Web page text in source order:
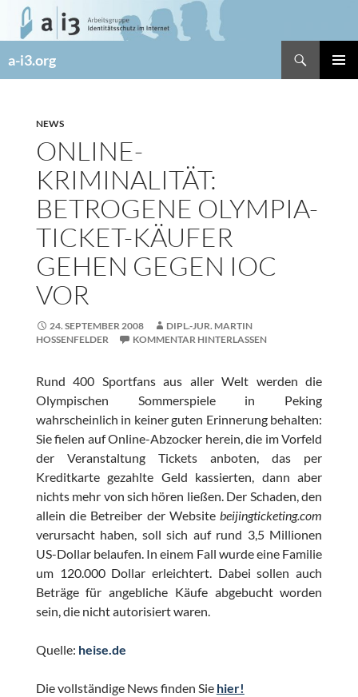
Zum
Inhalt
a-i3.org
NEWS
ONLINE-
KRIMINALITÄT:
BETROGENE OLYMPIA-
TICKET-KÄUFER
GEHEN GEGEN IOC
VOR
24. SEPTEMBER 2008
DIPL.-JUR. MARTIN
HOSSENFELDER
KOMMENTAR HINTERLASSEN
Rund 400 Sportfans aus aller Welt werden die
Olympischen Sommerspiele in Peking
wahrscheinlich in keiner guten Erinnerung behalten:
Sie fielen auf Online-Abzocker herein, die im Vorfeld
der Veranstaltung Tickets anboten, das per
Kreditkarte gezahlte Geld kassierten, dann aber
nichts mehr von sich hören ließen. Der Schaden, den
allein die Betreiber der Websitebeijingticketing.com
verursacht haben, soll sich auf rund 3,5 Millionen
US-Dollar belaufen. In einem Fall wurde eine Familie
um 120.000 Dollar erleichtert. Dabei sollen auch
Beträge für angebliche Käufe abgebucht worden
sein, die nicht autorisiert waren.
Quelle: heise.de
Die vollständige News finden Sie hier!